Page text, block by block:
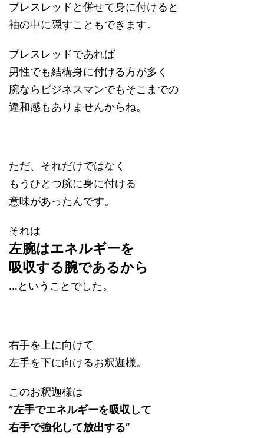
ブレスレッドと併せて身に付けると
袖の中に隠すこともできます。
ブレスレッドであれば
男性でも結構身に付ける方が多く
腕ならビジネスマンでもそこまでの
違和感もありませんからね。
ただ、それだけではなく
もうひとつ腕に身に付ける
意味があったんです。
それは
左腕はエネルギーを
吸収する腕であるから
…ということでした。
右手を上に向けて
左手を下に向けるお釈迦様。
このお釈迦様は
”左手でエネルギーを吸収して
右手で強化して放出する”